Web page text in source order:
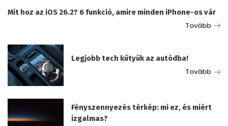
Mit hoz az iOS 26.2? 6 funkció, amire minden iPhone-os vár
Tovább
Legjobb tech kütyük az autódba!
Tovább
Fényszennyezés térkép: mi ez, és miért
izgalmas?